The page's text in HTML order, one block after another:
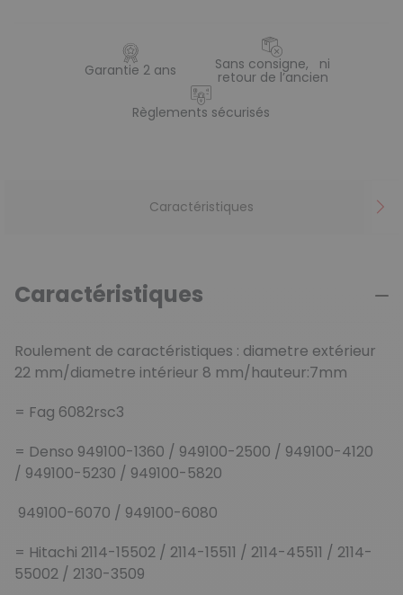
Garantie 2 ans Sans consigne, ni
retour de l’ancien
Règlements sécurisés
Caractéristiques
Caractéristiques
Roulement de caractéristiques : diametre extérieur
22 mm/diametre intérieur 8 mm/hauteur:7mm
= Fag 6082rsc3
= Denso 949100-1360 / 949100-2500 / 949100-4120
/ 949100-5230 / 949100-5820
949100-6070 / 949100-6080
= Hitachi 2114-15502 / 2114-15511 / 2114-45511 / 2114-
55002 / 2130-3509